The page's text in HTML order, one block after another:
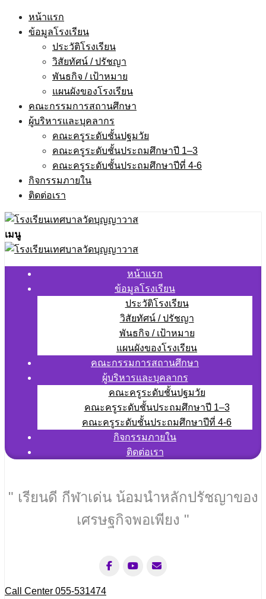
Skip
หน้าแรก
ข้อมูลโรงเรียน
ประวัติโรงเรียน
วิสัยทัศน์ / ปรัชญา
พันธกิจ / เป้าหมาย
แผนผังของโรงเรียน
คณะกรรมการสถานศึกษา
ผู้บริหารและบุคลากร
คณะครูระดับชั้นปฐมวัย
คณะครูระดับชั้นประถมศึกษาปี 1–3
คณะครูระดับชั้นประถมศึกษาปีที่ 4-6
กิจกรรมภายใน
ติดต่อเรา
เมนู
หน้าแรก
ข้อมูลโรงเรียน
ประวัติโรงเรียน
วิสัยทัศน์ / ปรัชญา
พันธกิจ / เป้าหมาย
แผนผังของโรงเรียน
คณะกรรมการสถานศึกษา
ผู้บริหารและบุคลากร
คณะครูระดับชั้นปฐมวัย
คณะครูระดับชั้นประถมศึกษาปี 1–3
คณะครูระดับชั้นประถมศึกษาปีที่ 4-6
กิจกรรมภายใน
ติดต่อเรา
" เรียนดี กีฬาเด่น น้อมนำหลักปรัชญาของ
เศรษฐกิจพอเพียง "
Call Center 055-531474